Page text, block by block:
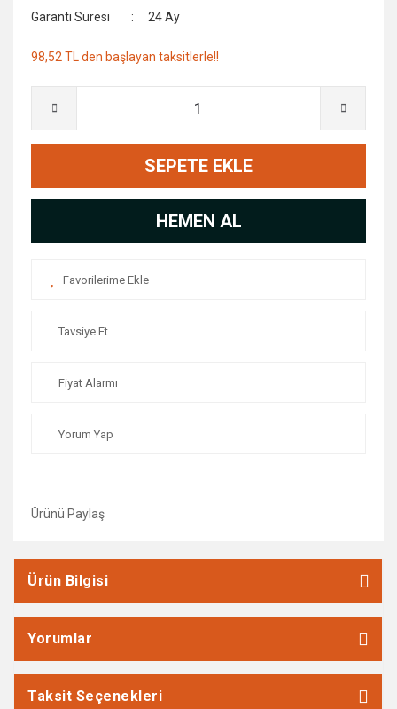
Garanti Süresi
24 Ay
98,52 TL den başlayan taksitlerle!!
SEPETE EKLE
HEMEN AL
Tavsiye Et
Fiyat Alarmı
Yorum Yap
Ürünü Paylaş
Ürün Bilgisi
Yorumlar
Taksit Seçenekleri